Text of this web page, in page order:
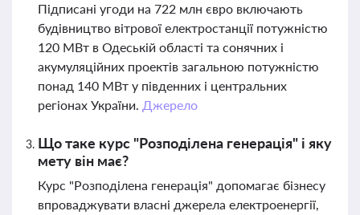
Підписані угоди на 722 млн євро включають
будівництво вітрової електростанції потужністю
120 МВт в Одеській області та сонячних і
акумуляційних проектів загальною потужністю
понад 140 МВт у південних і центральних
регіонах України. Джерело
Що таке курс "Розподілена генерація" і яку
мету він має?
Курс "Розподілена генерація" допомагає бізнесу
впроваджувати власні джерела електроенергії,